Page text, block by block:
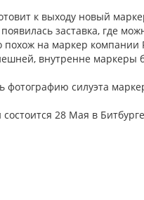
к выходу новый
заставка, где
на маркер компании
внутренне маркеры
фотографию силуэта
28 Мая в